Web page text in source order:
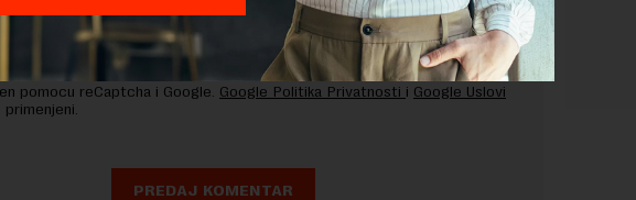
molimo vas da se upoznate sa
pravilima komentarisanja i pravilima
pomocu reCaptcha i Google. Google Politika Privatnosti i Google Uslovi
primenjeni.